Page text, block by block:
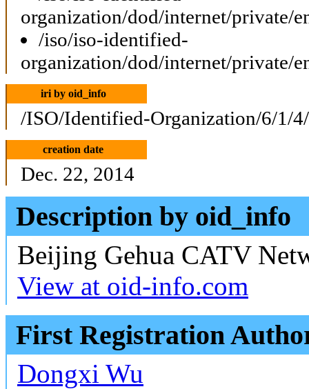
organization/dod/internet/private/
/iso/iso-identified-
organization/dod/internet/private/
iri by oid_info
/ISO/Identified-Organization/6/1/
creation date
Dec. 22, 2014
Description by oid_info
Beijing Gehua CATV
View at oid-info.com
First Registration
Dongxi Wu